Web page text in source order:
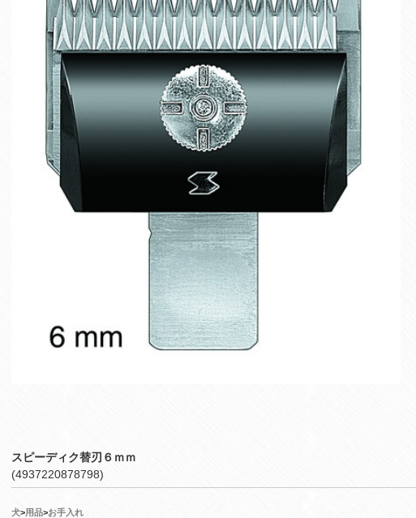
スピーディク替刃６ｍｍ
(4937220878798)
犬>用品>お手入れ